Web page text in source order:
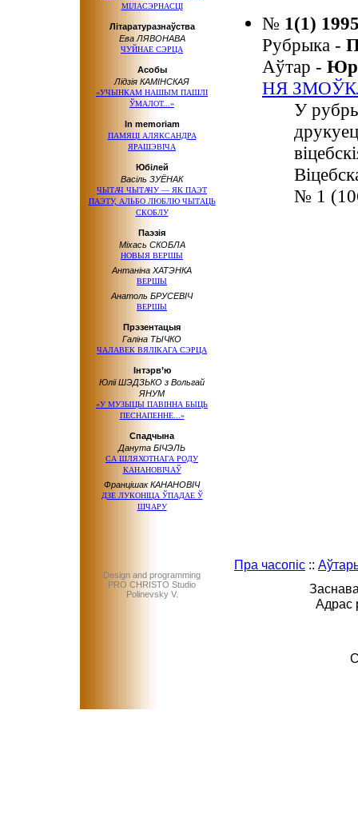
МІЛАСЭРНАСЦІ
Літаратуразнаўства
Ева ЛЯВОНАВА
ЧУЙНАЕ СЭРЦА
Асобы
Лідзія КАМІНСКАЯ
«УЧЫНКАМ НАШЫМ ПАШЛІ
ЎМАЛОТ...»
In memoriam
ПАМЯЦІ АЛЯКСАНДРА
ЯРАШЭВІЧА
Юбілей
Васіль ЗУЁНАК
ЧЫТАЧ ЧЫТАЧУ — ЯК ПАЭТ
ПАЭТУ, АЛЬБО ЛЮБЛЮ ЧЫТАЦЬ
СКОБЛУ
Паэзія
Міхась СКОБЛА
НОВЫЯ ВЕРШЫ
Антаніна ХАТЭНКА
ВЕРШЫ
Анатоль БРУСЕВІЧ
ВЕРШЫ
Прэзентацыя
Галіна ТЫЧКО
ЧАЛАВЕК ВЯЛІКАГА СЭРЦА
Інтэрв’ю
Юліі ШЭДЗЬКО з Вольгай
ЯНУМ
«У МУЗЫЦЫ ПАВІННА БЫЦЬ
ПЕСНАПЕННЕ...»
Спадчына
Данута БІЧЭЛЬ
СА ШЛЯХОТНАГА РОДУ
КАНАНОВІЧАЎ
Францішак КАНАНОВІЧ
ДЗЕ ЛУКОНІЦА ЎПАДАЕ Ў
ШЧАРУ
№ 1(1)
Рубрыка -
Аўтар -
НЯ
У
№ 1
Design and programming
PRO CHRISTO Studio
Polinevsky V.
Пра часопіс ::
Адрас